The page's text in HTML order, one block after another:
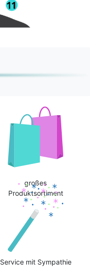
großes
Produktsortiment
Service mit Sympathie